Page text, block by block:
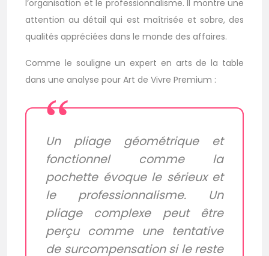
l’organisation et le professionnalisme. Il montre une
attention au détail qui est maîtrisée et sobre, des
qualités appréciées dans le monde des affaires.
Comme le souligne un expert en arts de la table
dans une analyse pour Art de Vivre Premium :
Un pliage géométrique et
fonctionnel comme la
pochette évoque le sérieux et
le professionnalisme. Un
pliage complexe peut être
perçu comme une tentative
de surcompensation si le reste